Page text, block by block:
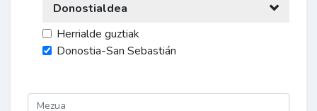
Donostialdea
Herrialde guztiak
Donostia-San Sebastián